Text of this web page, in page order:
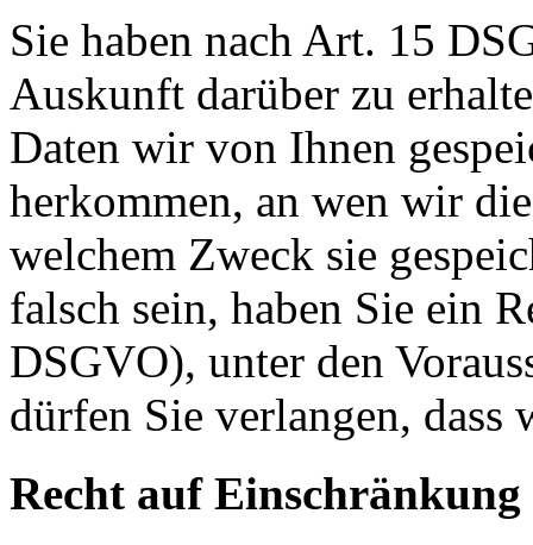
Sie haben nach Art. 15
Auskunft darüber zu
Daten wir von Ihnen
herkommen, an wen wir
welchem Zweck sie
falsch sein, haben Sie ein
DSGVO), unter den
dürfen Sie verlangen, dass
Recht auf